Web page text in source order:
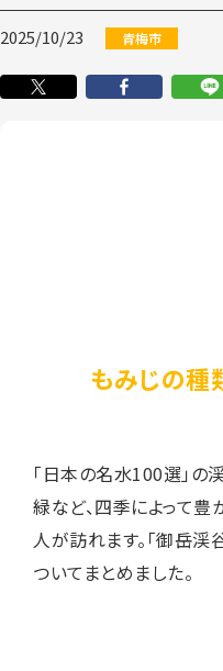
2025/10/23 青梅市
もみじの種
「日本の名水100選」
緑など、四季によって豊
人が訪れます。「御岳
ついてまとめました。